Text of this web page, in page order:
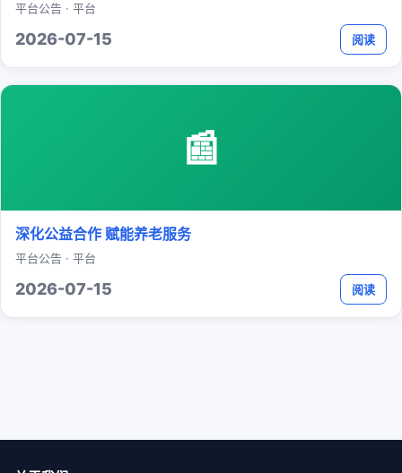
平台公告 · 平台
2026-07-15 阅读
📰
深化公益合作 赋能养老服务
平台公告 · 平台
2026-07-15 阅读